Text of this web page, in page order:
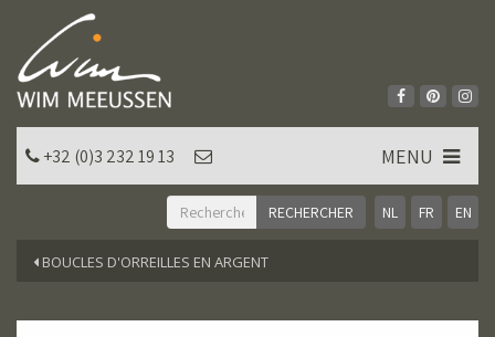
NL FR EN
+32 (0)3 232 19 13 MENU
BOUCLES D'ORREILLES EN ARGENT